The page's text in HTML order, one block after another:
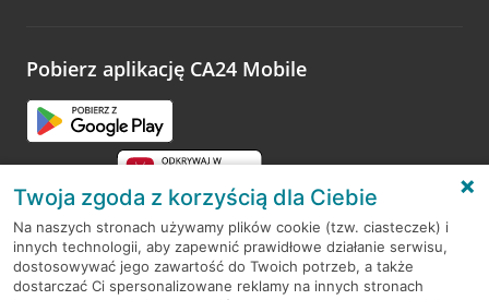
Pobierz aplikację CA24 Mobile
RODO
Twoja zgoda z korzyścią dla Ciebie
Na naszych stronach używamy plików cookie (tzw. ciasteczek) i
innych technologii, aby zapewnić prawidłowe działanie serwisu,
dostosowywać jego zawartość do Twoich potrzeb, a także
dostarczać Ci spersonalizowane reklamy na innych stronach